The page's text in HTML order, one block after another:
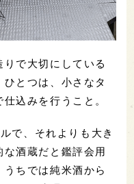
で大切にしている
とつは、小さなタ
込みを行うこと。
で、それよりも大き
酒蔵だと鑑評会用
ちでは純米酒から